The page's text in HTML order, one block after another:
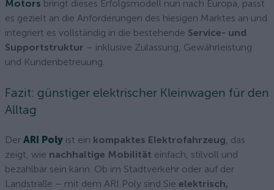
Motors bringt dieses Erfolgsmodell nun nach Europa, passt
es gezielt an die Anforderungen des hiesigen Marktes an und
integriert es vollständig in die bestehende Service- und
Supportstruktur – inklusive Zulassung, Gewährleistung
und Kundenbetreuung.
Fazit: günstiger elektrischer Kleinwagen für den
Alltag
Der ARI Poly ist ein kompaktes Elektrofahrzeug, das
zeigt, wie nachhaltige Mobilität einfach, stilvoll und
bezahlbar sein kann. Ob im Stadtverkehr oder auf der
Landstraße – mit dem ARI Poly sind Sie elektrisch,